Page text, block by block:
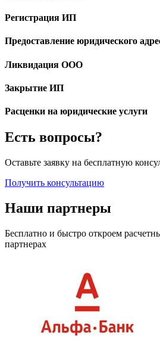
Регистрация ИП
Предоставление юридического
Ликвидация ООО
Закрытие ИП
Расценки на юридические услуги
Есть вопросы?
Оставьте заявку на бесплатную
Получить консультацию
Наши партнеры
Бесплатно и быстро откроем
партнерах